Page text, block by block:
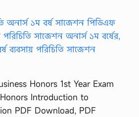
Honors 1st Year Exam
Introduction to
PDF Download, PDF